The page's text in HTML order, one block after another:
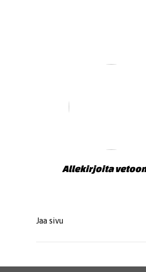
Allekirjoita
Jaa sivu